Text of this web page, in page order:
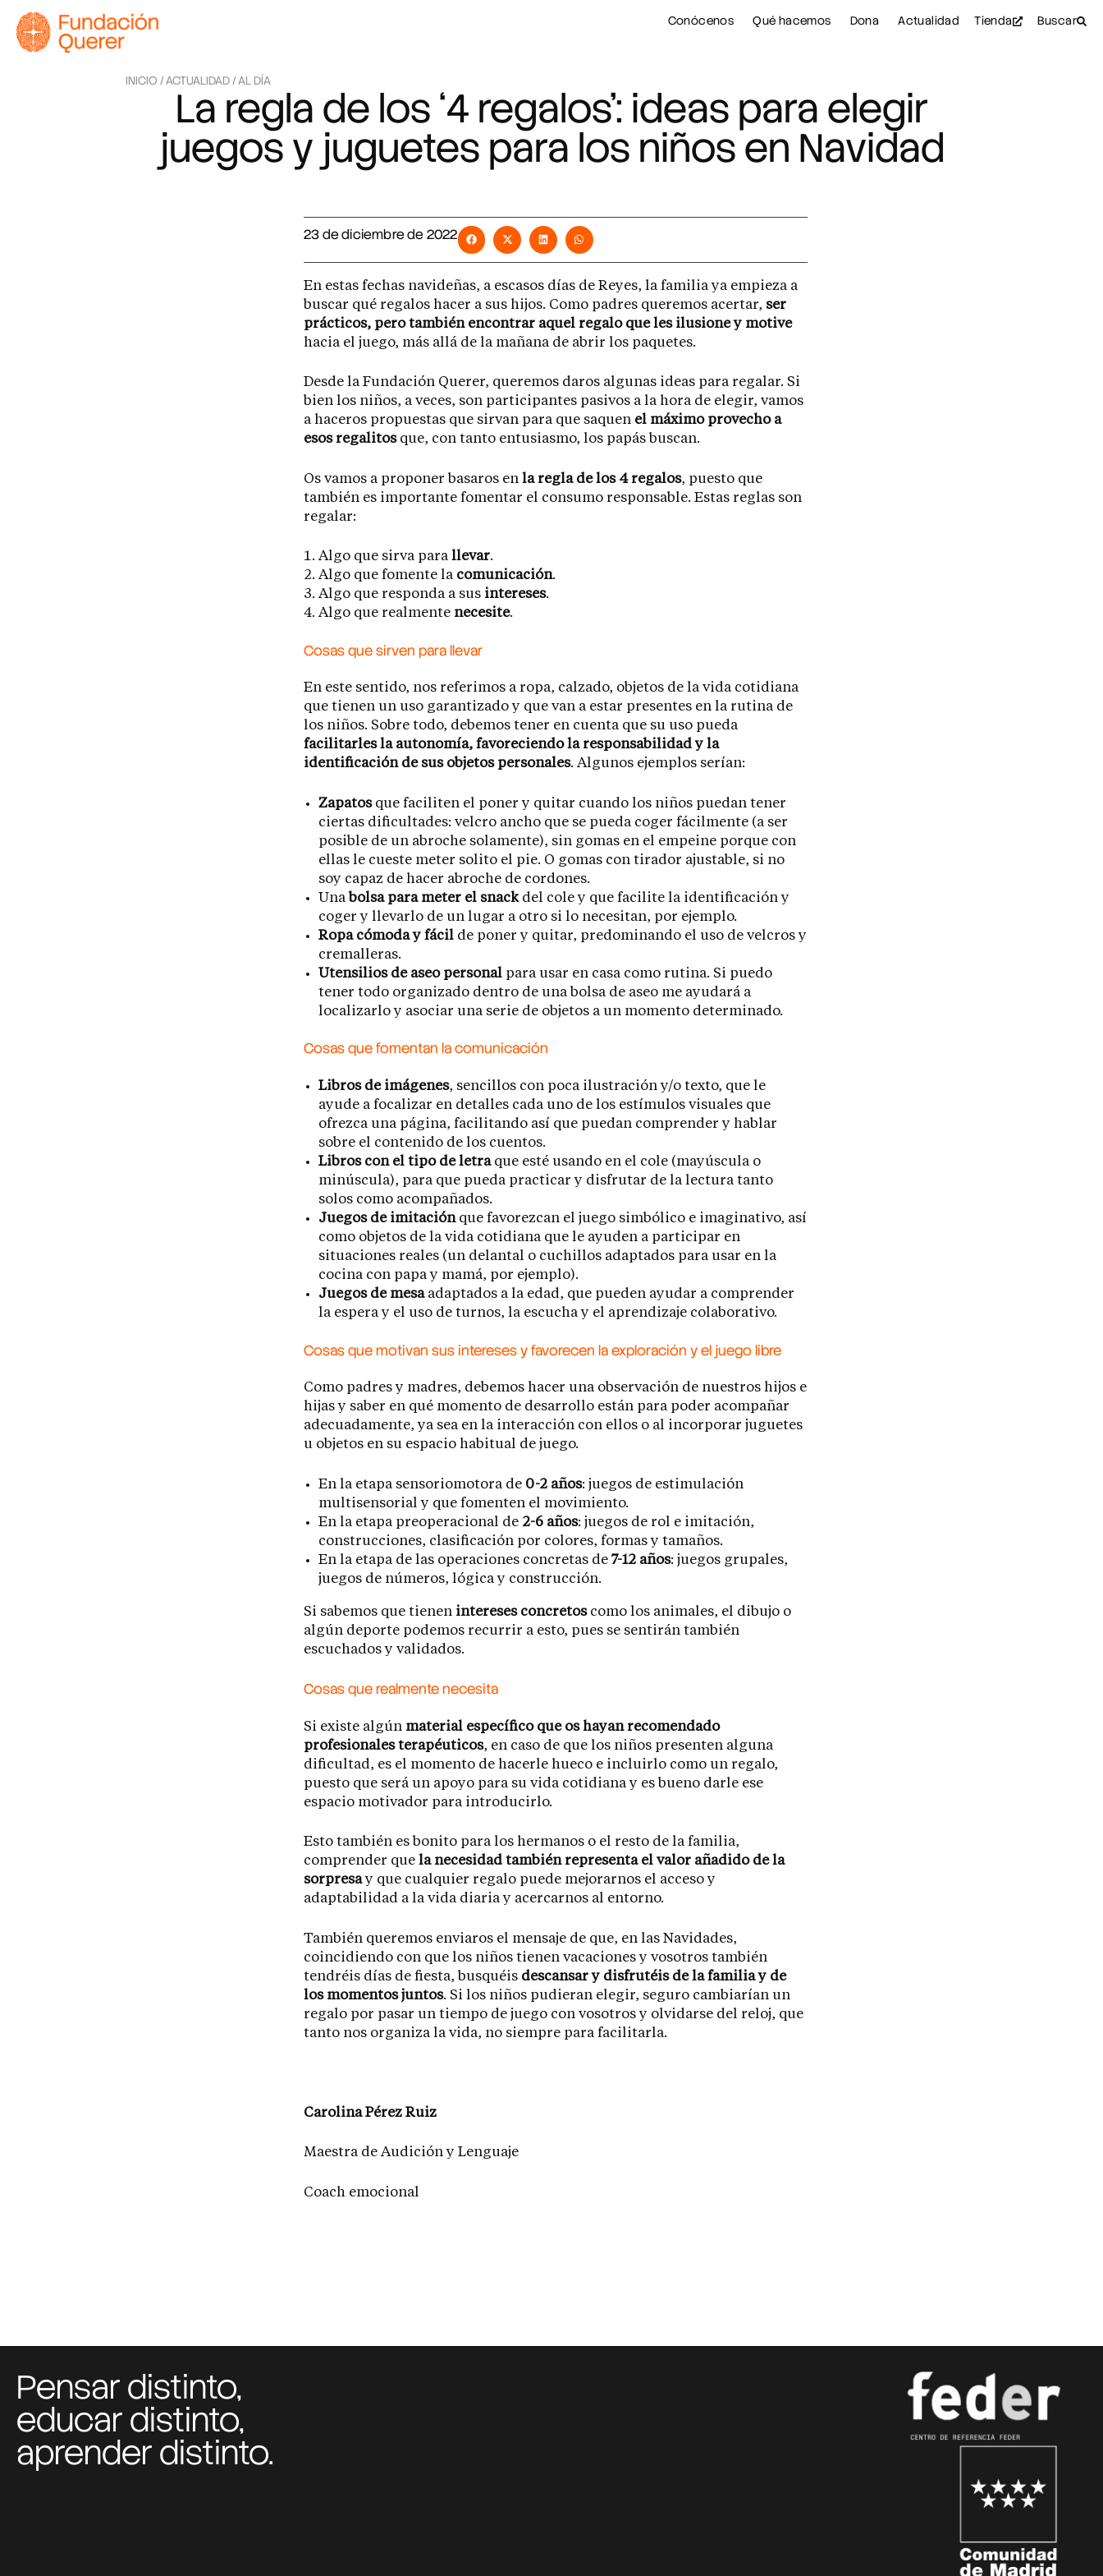
Conócenos Qué hacemos Dona Actualidad Tienda Buscar
INICIO /ACTUALIDAD /AL DÍA
La regla de los ‘4 regalos’: ideas para elegir
juegos y juguetes para los niños en Navidad
23 de diciembre de 2022
En estas fechas navideñas, a escasos días de Reyes, la familia ya empieza a
buscar qué regalos hacer a sus hijos. Como padres queremos acertar, ser
prácticos, pero también encontrar aquel regalo que les ilusione y motive
hacia el juego, más allá de la mañana de abrir los paquetes.
Desde la Fundación Querer, queremos daros algunas ideas para regalar. Si
bien los niños, a veces, son participantes pasivos a la hora de elegir, vamos
a haceros propuestas que sirvan para que saquen el máximo provecho a
esos regalitosque, con tanto entusiasmo, los papás buscan.
Os vamos a proponer basaros en la regla de los 4 regalos, puesto que
también es importante fomentar el consumo responsable. Estas reglas son
regalar:
Algo que sirva para llevar.
Algo que fomente la comunicación.
Algo que responda a sus intereses.
Algo que realmente necesite.
Cosas que sirven para llevar
En este sentido, nos referimos a ropa, calzado, objetos de la vida cotidiana
que tienen un uso garantizado y que van a estar presentes en la rutina de
los niños. Sobre todo, debemos tener en cuenta que su uso pueda
facilitarles la autonomía, favoreciendo la responsabilidad y la
identificación de sus objetos personales. Algunos ejemplos serían:
Zapatosque faciliten el poner y quitar cuando los niños puedan tener
ciertas dificultades: velcro ancho que se pueda coger fácilmente (a ser
posible de un abroche solamente), sin gomas en el empeine porque con
ellas le cueste meter solito el pie. O gomas con tirador ajustable, si no
soy capaz de hacer abroche de cordones.
Una bolsa para meter el snackdel cole y que facilite la identificación y
coger y llevarlo de un lugar a otro si lo necesitan, por ejemplo.
Ropa cómoda y fácil de poner y quitar, predominando el uso de velcros y
cremalleras.
Utensilios de aseo personal para usar en casa como rutina. Si puedo
tener todo organizado dentro de una bolsa de aseo me ayudará a
localizarlo y asociar una serie de objetos a un momento determinado.
Cosas que fomentan la comunicación
Libros de imágenes, sencillos con poca ilustración y/o texto, que le
ayude a focalizar en detalles cada uno de los estímulos visuales que
ofrezca una página, facilitando así que puedan comprender y hablar
sobre el contenido de los cuentos.
Libros con el tipo de letraque esté usando en el cole (mayúscula o
minúscula), para que pueda practicar y disfrutar de la lectura tanto
solos como acompañados.
Juegos de imitaciónque favorezcan el juego simbólico e imaginativo, así
como objetos de la vida cotidiana que le ayuden a participar en
situaciones reales (un delantal o cuchillos adaptados para usar en la
cocina con papa y mamá, por ejemplo).
Juegos de mesaadaptados a la edad, que pueden ayudar a comprender
la espera y el uso de turnos, la escucha y el aprendizaje colaborativo.
Cosas que motivan sus intereses y favorecen la exploración y el juego libre
Como padres y madres, debemos hacer una observación de nuestros hijos e
hijas y saber en qué momento de desarrollo están para poder acompañar
adecuadamente, ya sea en la interacción con ellos o al incorporar juguetes
u objetos en su espacio habitual de juego.
En la etapa sensoriomotora de 0-2 años: juegos de estimulación
multisensorial y que fomenten el movimiento.
En la etapa preoperacional de 2-6 años: juegos de rol e imitación,
construcciones, clasificación por colores, formas y tamaños.
En la etapa de las operaciones concretas de 7-12 años: juegos grupales,
juegos de números, lógica y construcción.
Si sabemos que tienen intereses concretoscomo los animales, el dibujo o
algún deporte podemos recurrir a esto, pues se sentirán también
escuchados y validados.
Cosas que realmente necesita
Si existe algún material específico que os hayan recomendado
profesionales terapéuticos, en caso de que los niños presenten alguna
dificultad, es el momento de hacerle hueco e incluirlo como un regalo,
puesto que será un apoyo para su vida cotidiana y es bueno darle ese
espacio motivador para introducirlo.
Esto también es bonito para los hermanos o el resto de la familia,
comprender que la necesidad también representa el valor añadido de la
sorpresay que cualquier regalo puede mejorarnos el acceso y
adaptabilidad a la vida diaria y acercarnos al entorno.
También queremos enviaros el mensaje de que, en las Navidades,
coincidiendo con que los niños tienen vacaciones y vosotros también
tendréis días de fiesta, busquéis descansar y disfrutéis de la familia y de
los momentos juntos. Si los niños pudieran elegir, seguro cambiarían un
regalo por pasar un tiempo de juego con vosotros y olvidarse del reloj, que
tanto nos organiza la vida, no siempre para facilitarla.
Carolina Pérez Ruiz
Maestra de Audición y Lenguaje
Coach emocional
Pensar distinto,
educar distinto,
aprender distinto.